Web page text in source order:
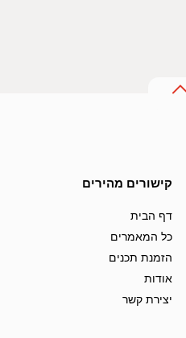
קישורים מהירים
דף הבית
כל המאמרים
הזמנת תכנים
אודות
יצירת קשר